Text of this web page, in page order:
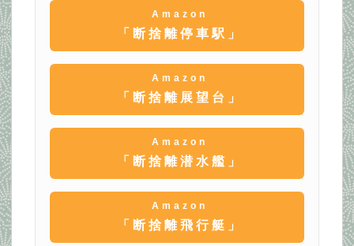
Amazon
「断捨離停車駅」
Amazon
「断捨離展望台」
Amazon
「断捨離潜水艦」
Amazon
「断捨離飛行艇」